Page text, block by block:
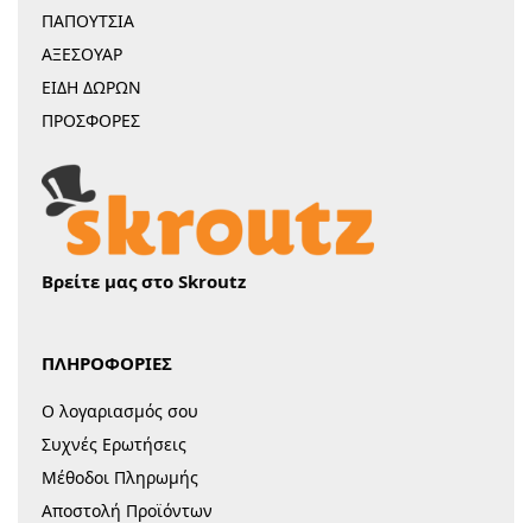
ΠΑΠΟΥΤΣΙΑ
ΑΞΕΣΟΥΑΡ
ΕΙΔΗ ΔΩΡΩΝ
ΠΡΟΣΦΟΡΕΣ
Βρείτε μας στο Skroutz
ΠΛΗΡΟΦΟΡΙΕΣ
Ο λογαριασμός σου
Συχνές Ερωτήσεις
Μέθοδοι Πληρωμής
Αποστολή Προϊόντων